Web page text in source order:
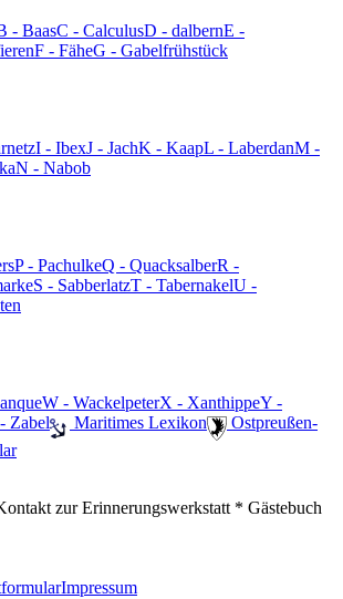
- BaasC - CalculusD - dalbernE -
F - FäheG - Gabelfrühstück
I - IbexJ - JachK - KaapL - LaberdanM -
N - Nabob
P - PachulkeQ - QuacksalberR -
S - SabberlatzT - TabernakelU -
W - WackelpeterX - XanthippeY -
Zabel ️ Maritimes Lexikon
️ Ostpreußen-
zur Erinnerungswerkstatt * Gästebuch
Impressum